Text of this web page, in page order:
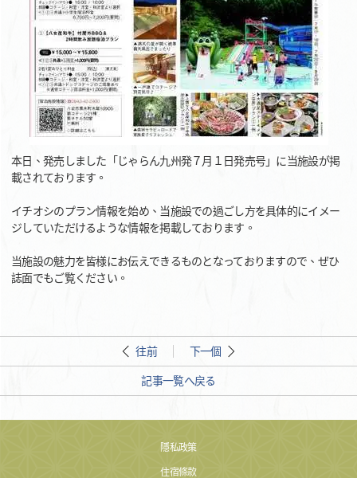
本日、発売しました「じゃらん九州発７月１日発売号」に当施設が掲
載されております。
イチオシのプラン情報を始め、当施設での過ごし方を具体的にイメー
ジしていただけるような情報を掲載しております。
当施設の魅力を皆様にお伝えできるものとなっておりますので、ぜひ
誌面でもご覧ください。
往前 下一個
記事一覧へ戻る
隱私政策
住宿條款